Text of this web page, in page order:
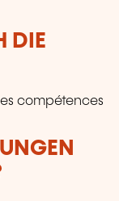
DIE
compétences